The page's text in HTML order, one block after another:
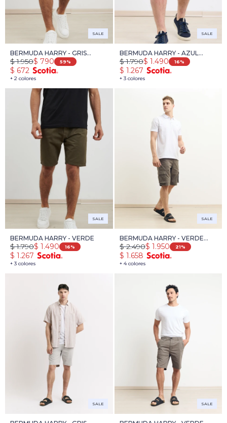
SALE
BERMUDA HARRY - GRIS
OSCURO
+ 2 colores
$ 790
$ 1.950 59
$ 672
SALE
BERMUDA HARRY - AZUL
OSCURO
+ 3 colores
$ 1.490
$ 1.790 16
$ 1.267
SALE
BERMUDA HARRY - VERDE
+ 3 colores
$ 1.490
$ 1.790 16
$ 1.267
SALE
BERMUDA HARRY - VERDE
MEDIO
+ 4 colores
$ 1.950
$ 2.490 21
$ 1.658
SALE SALE